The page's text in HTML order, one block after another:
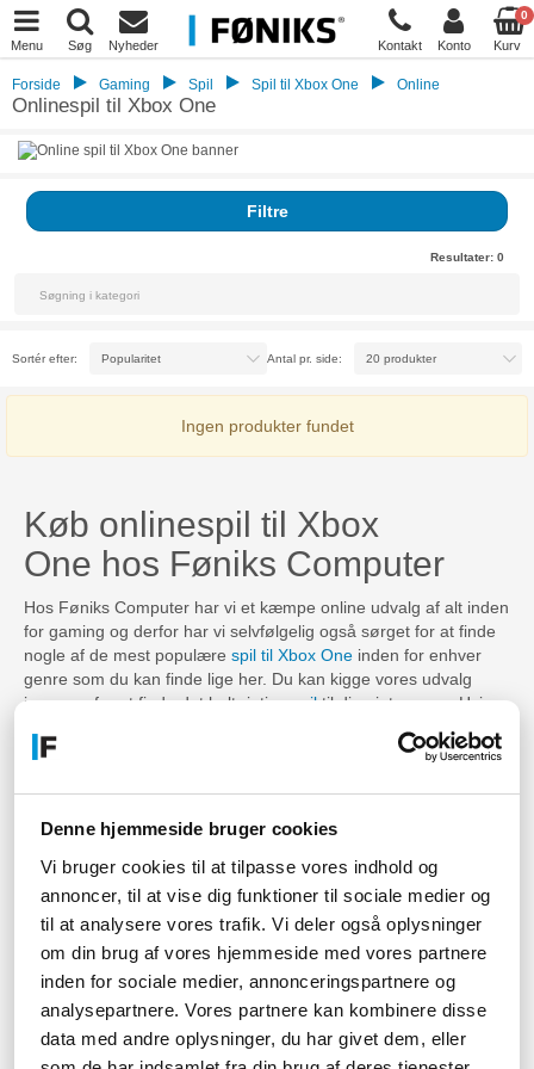
Denne hjemmeside bruger cookies
Vi bruger cookies til at tilpasse vores indhold og
annoncer, til at vise dig funktioner til sociale medier og
til at analysere vores trafik. Vi deler også oplysninger
om din brug af vores hjemmeside med vores partnere
inden for sociale medier, annonceringspartnere og
analysepartnere. Vores partnere kan kombinere disse
data med andre oplysninger, du har givet dem, eller
Menu Søg Nyheder Kontakt Konto
0
Kurv
Forside Gaming Spil Spil til Xbox One Online
Onlinespil til Xbox One
Filtre
Resultater: 0
Sortér efter: Antal pr. side:
Ingen produkter fundet
Køb onlinespil til Xbox
One hos Føniks Computer
Hos Føniks Computer har vi et kæmpe online udvalg af alt inden
for gaming og derfor har vi selvfølgelig også sørget for at finde
nogle af de mest populære spil til Xbox One inden for enhver
genre som du kan finde lige her. Du kan kigge vores udvalg
igennem for at finde det helt rigtigespiltil dine interesser. Hvis
du er vild med at game med vennerne online og gerne på en
konsol, så er et onlinespil til Xbox One et oplagt valg for dig der
One kommer i flere forskellige genre så du nemt kan vælge den
genre du foretrækker samtidig med at det kan spilles online med
Find dit nye onlinespil til Xbox One hos Føniks Computer her på
siden!
Har du spørgsmål?
Hvis du er interesseret i vores udvalg men har spørgsmål til
vores sortiment, leveringstid, eller noget tredje, så kan du altid
skrive til os på mail eller chat, eller sågar ringe til os. Vi sidder